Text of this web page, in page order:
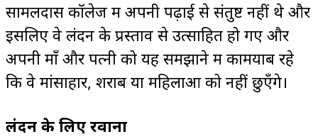
सामलदास कॉलेज में अपनी पढ़ाई से संतुष्ट नहीं थे और
इसलिए वे लंदन के प्रस्ताव से उत्साहित हो गए और
अपनी माँ और पत्नी को यह समझाने में कामयाब रहे
कि वे मांसाहार, शराब या महिलाओं को नहीं छुएँगे।
लंदन के लिए रवाना